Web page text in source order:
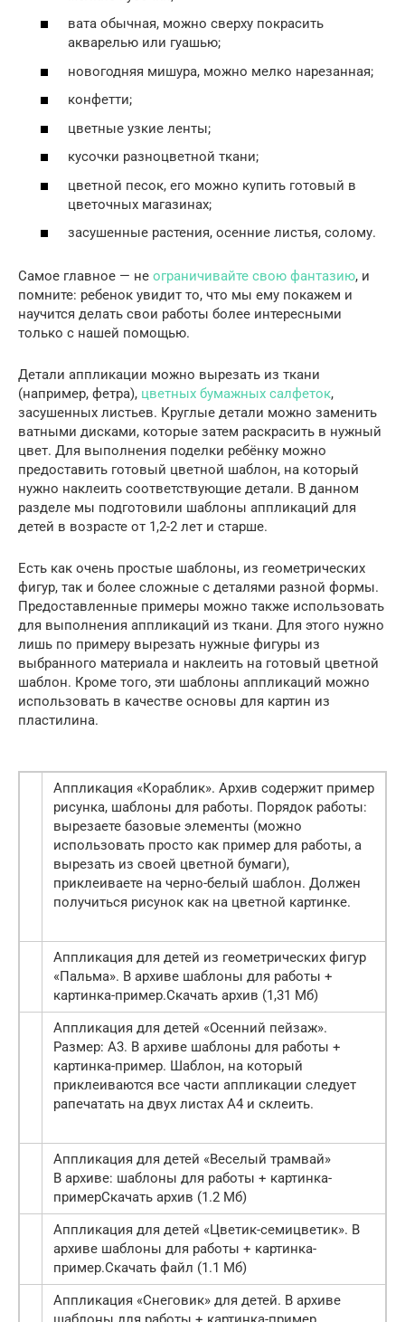
вата обычная, можно сверху покрасить
акварелью или гуашью;
новогодняя мишура, можно мелко нарезанная;
конфетти;
цветные узкие ленты;
кусочки разноцветной ткани;
цветной песок, его можно купить готовый в
цветочных магазинах;
засушенные растения, осенние листья, солому.
Самое главное — не ограничивайте свою фантазию, и
помните: ребенок увидит то, что мы ему покажем и
научится делать свои работы более интересными
только с нашей помощью.
Детали аппликации можно вырезать из ткани
(например, фетра), цветных бумажных салфеток,
засушенных листьев. Круглые детали можно заменить
ватными дисками, которые затем раскрасить в нужный
цвет. Для выполнения поделки ребёнку можно
предоставить готовый цветной шаблон, на который
нужно наклеить соответствующие детали. В данном
разделе мы подготовили шаблоны аппликаций для
детей в возрасте от 1,2-2 лет и старше.
Есть как очень простые шаблоны, из геометрических
фигур, так и более сложные с деталями разной формы.
Предоставленные примеры можно также использовать
для выполнения аппликаций из ткани. Для этого нужно
лишь по примеру вырезать нужные фигуры из
выбранного материала и наклеить на готовый цветной
шаблон. Кроме того, эти шаблоны аппликаций можно
использовать в качестве основы для картин из
пластилина.
Аппликация «Кораблик». Архив содержит пример
рисунка, шаблоны для работы. Порядок работы:
вырезаете базовые элементы (можно
использовать просто как пример для работы, а
вырезать из своей цветной бумаги),
приклеиваете на черно-белый шаблон. Должен
получиться рисунок как на цветной картинке.
Аппликация для детей из геометрических фигур
«Пальма». В архиве шаблоны для работы +
картинка-пример.Скачать архив (1,31 Мб)
Аппликация для детей «Осенний пейзаж».
Размер: А3. В архиве шаблоны для работы +
картинка-пример. Шаблон, на который
приклеиваются все части аппликации следует
рапечатать на двух листах А4 и склеить.
Аппликация для детей «Веселый трамвай»
В архиве: шаблоны для работы + картинка-
примерСкачать архив (1.2 Мб)
Аппликация для детей «Цветик-семицветик». В
архиве шаблоны для работы + картинка-
пример.Скачать файл (1.1 Мб)
Аппликация «Снеговик» для детей. В архиве